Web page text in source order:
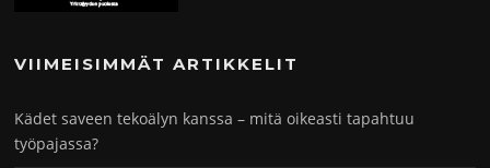
VIIMEISIMMÄT ARTIKKELIT
Kädet saveen tekoälyn kanssa – mitä oikeasti tapahtuu
työpajassa?